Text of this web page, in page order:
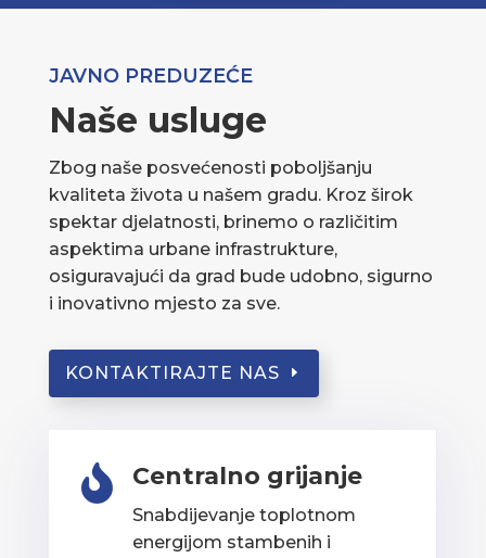
JAVNO PREDUZEĆE
Naše usluge
Zbog naše posvećenosti poboljšanju
kvaliteta života u našem gradu. Kroz širok
spektar djelatnosti, brinemo o različitim
aspektima urbane infrastrukture,
osiguravajući da grad bude udobno, sigurno
i inovativno mjesto za sve.
KONTAKTIRAJTE NAS
 Centralno grijanje
Snabdijevanje toplotnom
energijom stambenih i